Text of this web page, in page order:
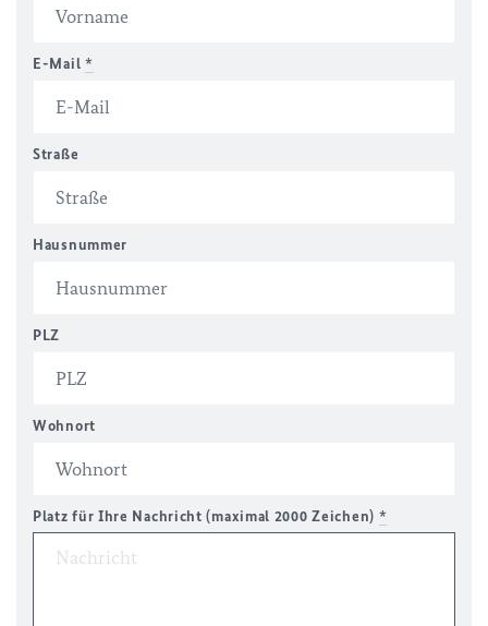
E-Mail *
Straße
Hausnummer
PLZ
Wohnort
Platz für Ihre Nachricht (maximal 2000 Zeichen) *